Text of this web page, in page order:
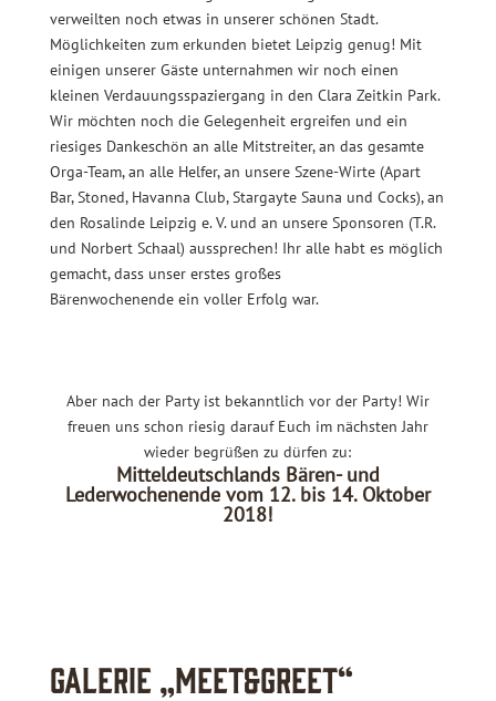
verweilten noch etwas in unserer schönen Stadt.
Möglichkeiten zum erkunden bietet Leipzig genug! Mit
einigen unserer Gäste unternahmen wir noch einen
kleinen Verdauungsspaziergang in den Clara Zeitkin Park.
Wir möchten noch die Gelegenheit ergreifen und ein
riesiges Dankeschön an alle Mitstreiter, an das gesamte
Orga-Team, an alle Helfer, an unsere Szene-Wirte (Apart
Bar, Stoned, Havanna Club, Stargayte Sauna und Cocks), an
den Rosalinde Leipzig e. V. und an unsere Sponsoren (T.R.
und Norbert Schaal) aussprechen! Ihr alle habt es möglich
gemacht, dass unser erstes großes
Bärenwochenende ein voller Erfolg war.
Aber nach der Party ist bekanntlich vor der Party! Wir
freuen uns schon riesig darauf Euch im nächsten Jahr
wieder begrüßen zu dürfen zu:
Mitteldeutschlands Bären- und
Lederwochenende vom 12. bis 14. Oktober
2018!
Galerie „Meet&Greet“